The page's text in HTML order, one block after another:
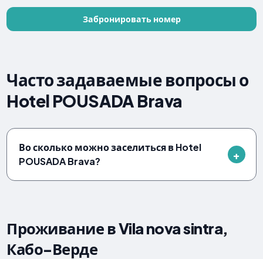
Забронировать номер
Часто задаваемые вопросы о
Hotel POUSADA Brava
Во сколько можно заселиться в Hotel
POUSADA Brava?
Проживание в Vila nova sintra,
Кабо-Верде